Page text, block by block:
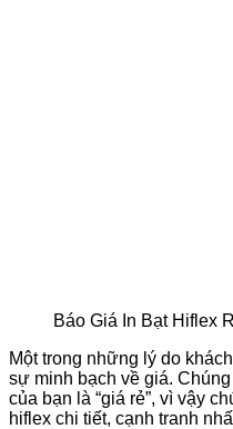
Báo Giá In Bạt Hiflex
Một trong những lý do
sự minh bạch về giá.
của bạn là “giá rẻ”, vì vậy
hiflex chi tiết, cạnh tranh